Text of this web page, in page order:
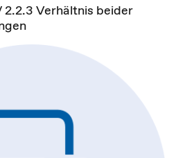
Verhältnis beider